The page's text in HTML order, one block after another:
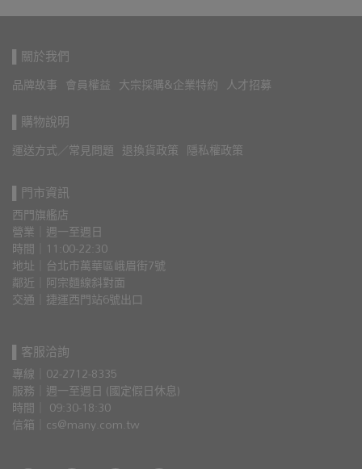
▌關於我們
品牌故事 會員權益 大宗採購&企業特約 人才招募
▌購物說明
運送方式／常見問題 退換貨政策 隱私權政策
▌門市資訊
西門旗艦店
營業｜週一至週日
時間｜11:00-22:30
地址｜台北市萬華區峨眉街7號
鄰近｜阿宗麵線斜對面
交通｜捷運西門站6號出口
▌客服洽詢
專線｜02-2712-8335
服務｜週一至週日 (國定假日休息)
時間｜ 09:30-18:30
信箱｜cs@many.com.tw